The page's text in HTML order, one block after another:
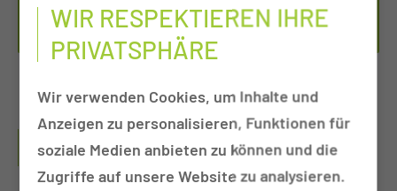
HERZLICH WILLKOMMEN IM URO-
ONKOLOGISCHEN ZENTRUM!
WIR RESPEKTIEREN IHRE
PRIVATSPHÄRE
Wir verwenden Cookies, um Inhalte und
Anzeigen zu personalisieren, Funktionen für
soziale Medien anbieten zu können und die
Zugriffe auf unsere Website zu analysieren.